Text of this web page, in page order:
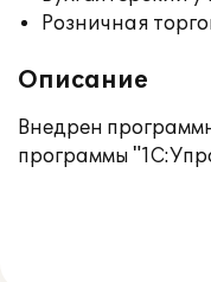
Розничная
Описание
Внедрен
программы